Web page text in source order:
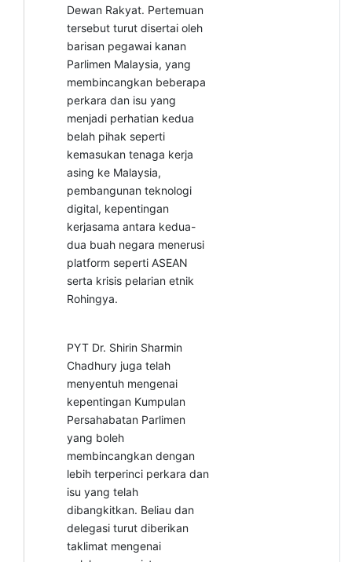
Dewan Rakyat. Pertemuan
tersebut turut disertai oleh
barisan pegawai kanan
Parlimen Malaysia, yang
membincangkan beberapa
perkara dan isu yang
menjadi perhatian kedua
belah pihak seperti
kemasukan tenaga kerja
asing ke Malaysia,
pembangunan teknologi
digital, kepentingan
kerjasama antara kedua-
dua buah negara menerusi
platform seperti ASEAN
serta krisis pelarian etnik
Rohingya.
PYT Dr. Shirin Sharmin
Chadhury juga telah
menyentuh mengenai
kepentingan Kumpulan
Persahabatan Parlimen
yang boleh
membincangkan dengan
lebih terperinci perkara dan
isu yang telah
dibangkitkan. Beliau dan
delegasi turut diberikan
taklimat mengenai